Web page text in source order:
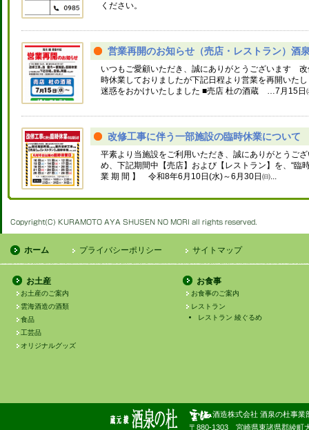
ください。
営業再開のお知らせ（売店・レストラン）酒
いつもご愛顧いただき、誠にありがとうございます
時休業しておりましたが下記日程より営業を再開いた
迷惑をおかけいたしました ■売店 杜の酒蔵 …7月15日
改修工事に伴う一部施設の臨時休業について
平素より当施設をご利用いただき、誠にありがとうご
め、下記期間中【売店】および【レストラン】を、“臨
業 期 間 】 令和8年6月10日(水)～6月30日㈰...
ホーム プライバシーポリシー サイトマップ
お土産
お土産のご案内
雲海酒造の酒類
食品
工芸品
オリジナルグッズ
お食事
お食事のご案内
レストラン
レストラン 綾ぐるめ
酒造株式会社 酒泉の杜事業
〒880-1303 宮崎県東諸県郡綾町